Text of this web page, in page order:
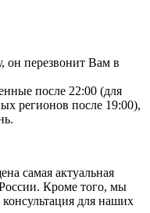
он перезвонит Вам в
после 22:00 (для
регионов после 19:00),
самая актуальная
Кроме того, мы
для наших